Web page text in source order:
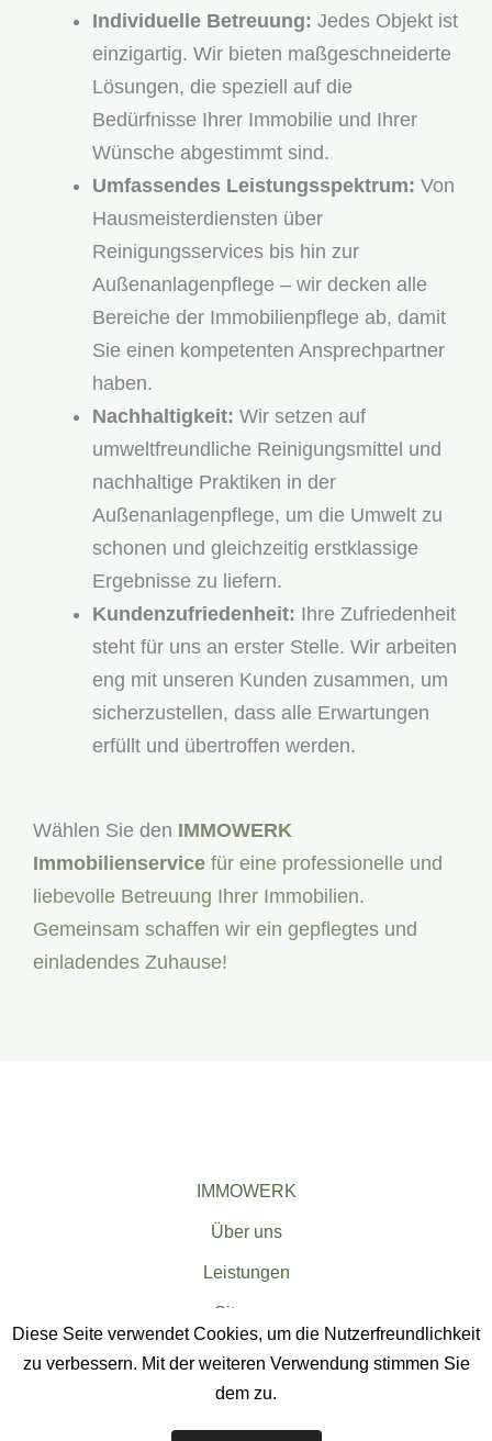
Individuelle Betreuung: Jedes Objekt ist
einzigartig. Wir bieten maßgeschneiderte
Lösungen, die speziell auf die
Bedürfnisse Ihrer Immobilie und Ihrer
Wünsche abgestimmt sind.
Umfassendes Leistungsspektrum: Von
Hausmeisterdiensten über
Reinigungsservices bis hin zur
Außenanlagenpflege – wir decken alle
Bereiche der Immobilienpflege ab, damit
Sie einen kompetenten Ansprechpartner
haben.
Nachhaltigkeit: Wir setzen auf
umweltfreundliche Reinigungsmittel und
nachhaltige Praktiken in der
Außenanlagenpflege, um die Umwelt zu
schonen und gleichzeitig erstklassige
Ergebnisse zu liefern.
Kundenzufriedenheit: Ihre Zufriedenheit
steht für uns an erster Stelle. Wir arbeiten
eng mit unseren Kunden zusammen, um
sicherzustellen, dass alle Erwartungen
erfüllt und übertroffen werden.
Wählen Sie den IMMOWERK
Immobilienservice für eine professionelle und
liebevolle Betreuung Ihrer Immobilien.
Gemeinsam schaffen wir ein gepflegtes und
einladendes Zuhause!
IMMOWERK
Über uns
Leistungen
Sitemap
Diese Seite verwendet Cookies, um die Nutzerfreundlichkeit
zu verbessern. Mit der weiteren Verwendung stimmen Sie
dem zu.